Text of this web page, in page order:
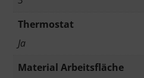
Thermostat
Ja
Material Arbeitsfläche